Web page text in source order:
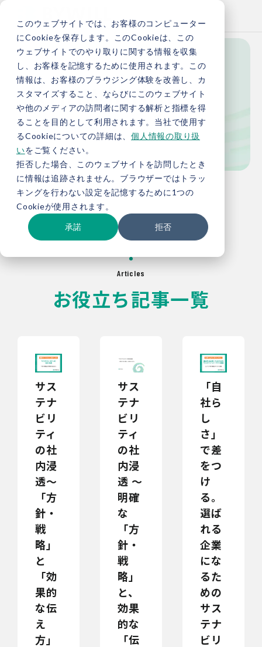
このウェブサイトでは、お客様のコンピューター
にCookieを保存します。このCookieは、この
ウェブサイトでのやり取りに関する情報を収集
し、お客様を記憶するために使用されます。この
情報は、お客様のブラウジング体験を改善し、カ
スタマイズすること、ならびにこのウェブサイト
や他のメディアの訪問者に関する解析と指標を得
ることを目的として利用されます。当社で使用す
るCookieについての詳細は、 個人情報の取り扱
いをご覧ください。
拒否した場合、このウェブサイトを訪問したとき
に情報は追跡されません。ブラウザーではトラッ
キングを行わない設定を記憶するために1つの
Cookieが使用されます。
承諾 拒否
Knowledge
お役立ち情報
TOP お役立ち情報
Articles
お役立ち記事一覧
サス
テナ
ビリ
ティ
の社
内浸
透～
「方
針・
戦
略」
と
「効
果的
な伝
え
方」
サス
テナ
ビリ
ティ
の社
内浸
透 〜
明確
な
「方
針・
戦
略」
と、
効果
的な
「伝
「自
社ら
し
さ」
で差
をつ
け
る。
選ば
れる
企業
にな
るた
めの
サス
テナ
ビリ